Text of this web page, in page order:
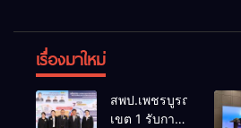
เรื่องมาใหม่
สพป.เพชรบูรณ์
เขต 1 รับการ